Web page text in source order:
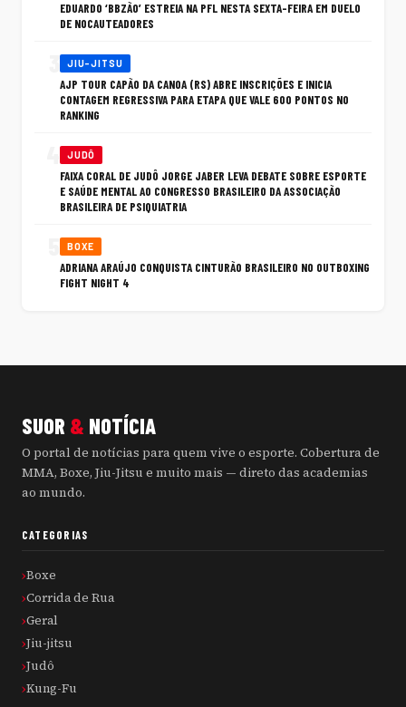
EDUARDO ‘BBZÃO’ ESTREIA NA PFL NESTA SEXTA-FEIRA EM DUELO
DE NOCAUTEADORES
JIU-JITSU
AJP TOUR CAPÃO DA CANOA (RS) ABRE INSCRIÇÕES E INICIA
CONTAGEM REGRESSIVA PARA ETAPA QUE VALE 600 PONTOS NO
RANKING
JUDÔ
FAIXA CORAL DE JUDÔ JORGE JABER LEVA DEBATE SOBRE ESPORTE
E SAÚDE MENTAL AO CONGRESSO BRASILEIRO DA ASSOCIAÇÃO
BRASILEIRA DE PSIQUIATRIA
BOXE
ADRIANA ARAÚJO CONQUISTA CINTURÃO BRASILEIRO NO OUTBOXING
FIGHT NIGHT 4
SUOR & NOTÍCIA
O portal de notícias para quem vive o esporte. Cobertura de
MMA, Boxe, Jiu-Jitsu e muito mais — direto das academias
ao mundo.
CATEGORIAS
Boxe
Corrida de Rua
Geral
Jiu-jitsu
Judô
Kung-Fu